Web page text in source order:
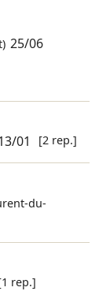
25/06
01 [2 rep.]
du-
rep.]